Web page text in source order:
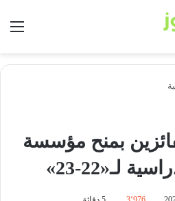
بمنح مؤسسة
لـ«22-23»